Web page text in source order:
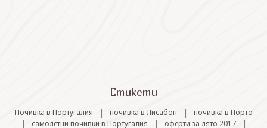
Етикети
Почивка в Португалия | почивка в Лисабон | почивка в Порто
| самолетни почивки в Португалия | оферти за лято 2017 |